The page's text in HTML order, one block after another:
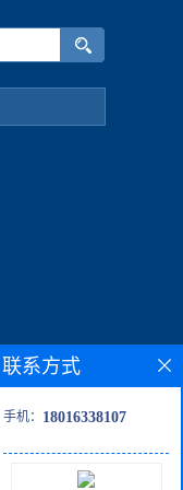
十氢化萘-d
联系方式
手机： 18016338107